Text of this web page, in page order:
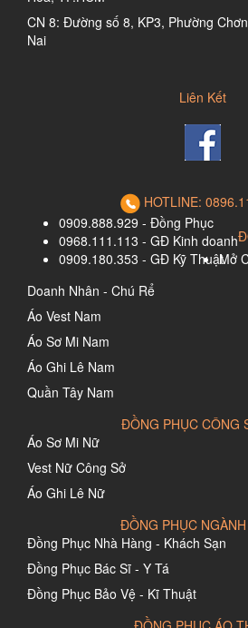
CN 8: Đường số 8, KP3, Phường
Nai
Liên Kết
HOTLINE:
0909.888.929 - Đồng Phục
0968.111.113 - GĐ Kinh doanh
0909.180.353 - GĐ Kỹ ThuậtMở
Doanh Nhân - Chú Rể
Áo Vest Nam
Áo Sơ Mi Nam
Áo Ghi Lê Nam
Quần Tây Nam
ĐỒNG PHỤC CÔNG
Áo Sơ Mi Nữ
Vest Nữ Công Sở
Áo Ghi Lê Nữ
ĐỒNG PHỤC
Đồng Phục Nhà Hàng - Khách Sạn
Đồng Phục Bác Sĩ - Y Tá
Đồng Phục Bảo Vệ - Kĩ Thuật